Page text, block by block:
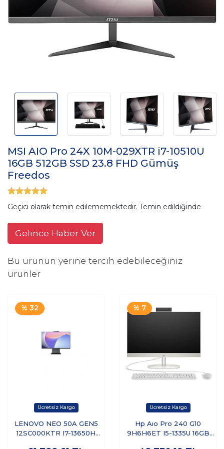
MSI AIO Pro 24X 10M-029XTR i7-10510U
16GB 512GB SSD 23.8 FHD Gümüş
Freedos
Geçici olarak temin edilememektedir. Temin edildiğinde
Gelince Haber Ver
Bu ürünün yerine tercih edebileceğiniz
ürünler
% 32
LENOVO NEO 50A GEN5
12SC000KTR I7-13650H
% 7
Hp Aıo Pro 240 G10
9H6H6ET I5-1335U 16GB